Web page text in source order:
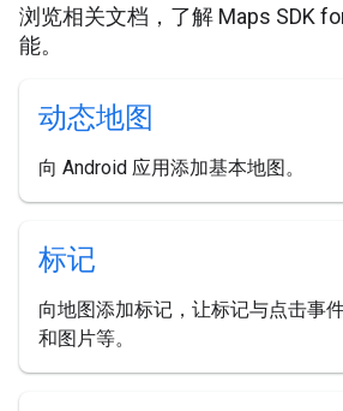
浏览相关文档，了解 Maps SDK
能。
动态地图
向 Android 应用添加基本地图。
标记
向地图添加标记，让标记与点击事
和图片等。